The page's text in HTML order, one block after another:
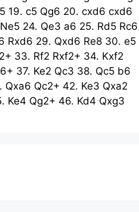
19. c5 Qg6 20. cxd6 cxd6
Ne5 24. Qe3 a6 25. Rd5 Rc6
Rxd6 29. Qxd6 Re8 30. e5
33. Rf2 Rxf2+ 34. Kxf2
37. Ke2 Qc3 38. Qc5 b6
Qxa6 Qc2+ 42. Ke3 Qxa2
Ke4 Qg2+ 46. Kd4 Qxg3